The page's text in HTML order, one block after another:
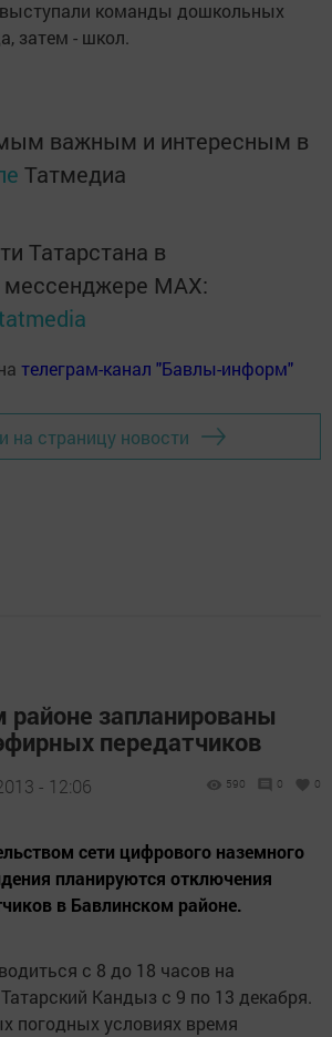
команды дошкольных
затем - школ.
важным и интересным в
Татмедиа
Татарстана в
MАХ:
телеграм-канал "Бавлы-информ"
на страницу новости
районе запланированы
передатчиков
- 12:06 590 0 0
сети цифрового наземного
планируются отключения
в Бавлинском районе.
с 8 до 18 часов на
Кандыз с 9 по 13 декабря.
погодных условиях время